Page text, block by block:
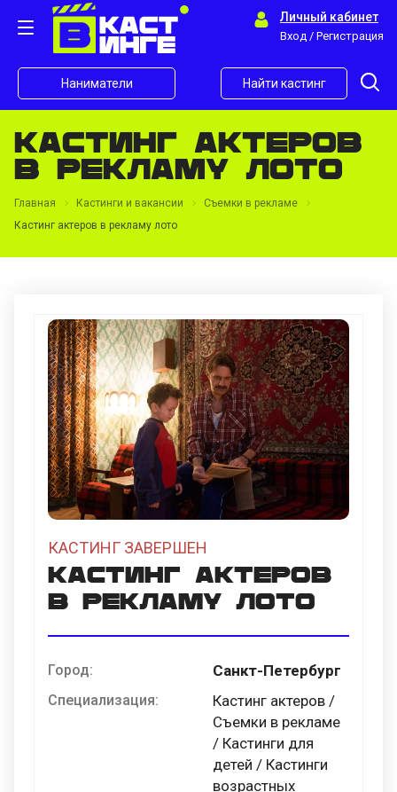
Личный кабинет
Вход / Регистрация
Наниматели Найти кастинг
Кастинг актеров
в рекламу лото
Главная Кастинги и вакансии
Съемки в рекламе
Кастинг актеров в рекламу лото
КАСТИНГ ЗАВЕРШЕН
Кастинг актеров
в рекламу лото
Город: Санкт-Петербург
Специализация:
Кастинг актеров /
Съемки в рекламе
/ Кастинги для
детей / Кастинги
возрастных